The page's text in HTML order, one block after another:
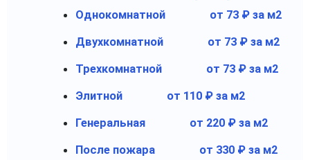
Однокомнатной от 73 ₽ за м2
Двухкомнатной от 73 ₽ за м2
Трехкомнатной от 73 ₽ за м2
Элитной от 110 ₽ за м2
Генеральная от 220 ₽ за м2
После пожара от 330 ₽ за м2